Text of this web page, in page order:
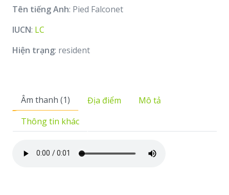
Tên tiếng Anh: Pied Falconet
IUCN: LC
Hiện trạng: resident
Âm thanh (1) Địa điểm
Mô tả
Thông tin khác